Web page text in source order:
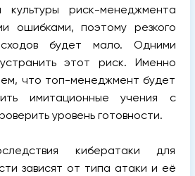
культуры риск-менеджмента
ошибками, поэтому резкого
будет мало. Одними
этот риск. Именно
что топ-менеджмент будет
имитационные учения с
уровень готовности.
кибератаки для
зависят от типа атаки и её